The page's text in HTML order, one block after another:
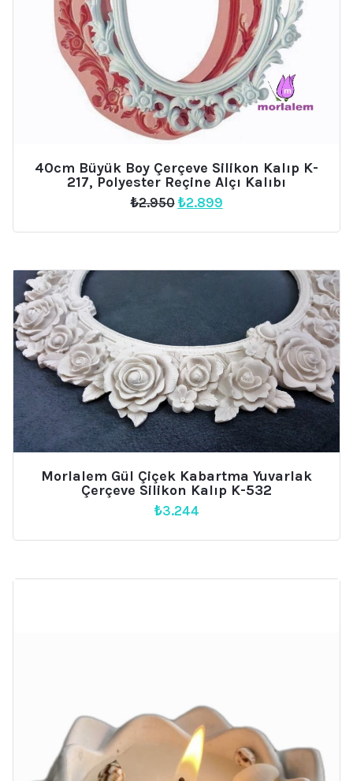
40cm Büyük Boy Çerçeve Silikon Kalıp K-
217, Polyester Reçine Alçı Kalıbı
₺2.950 Orijinal
₺2.950.
₺2.899Şu
fiyat:
Morlalem Gül Çiçek Kabartma Yuvarlak
Çerçeve Silikon Kalıp K-532
₺3.244